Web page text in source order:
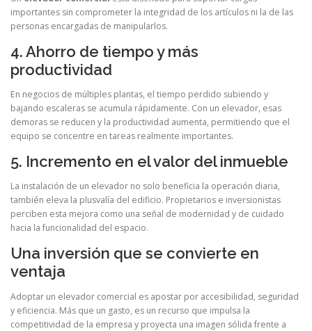
importantes sin comprometer la integridad de los artículos ni la de las
personas encargadas de manipularlos.
4. Ahorro de tiempo y más
productividad
En negocios de múltiples plantas, el tiempo perdido subiendo y
bajando escaleras se acumula rápidamente. Con un elevador, esas
demoras se reducen y la productividad aumenta, permitiendo que el
equipo se concentre en tareas realmente importantes.
5. Incremento en el valor del inmueble
La instalación de un elevador no solo beneficia la operación diaria,
también eleva la plusvalía del edificio. Propietarios e inversionistas
perciben esta mejora como una señal de modernidad y de cuidado
hacia la funcionalidad del espacio.
Una inversión que se convierte en
ventaja
Adoptar un elevador comercial es apostar por accesibilidad, seguridad
y eficiencia. Más que un gasto, es un recurso que impulsa la
competitividad de la empresa y proyecta una imagen sólida frente a